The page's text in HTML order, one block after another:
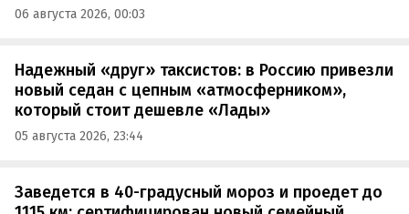
06 августа 2026, 00:03
Надежный «друг» таксистов: в Россию привезли
новый седан с цепным «атмосферником»,
который стоит дешевле «Лады»
05 августа 2026, 23:44
Заведется в 40-градусный мороз и проедет до